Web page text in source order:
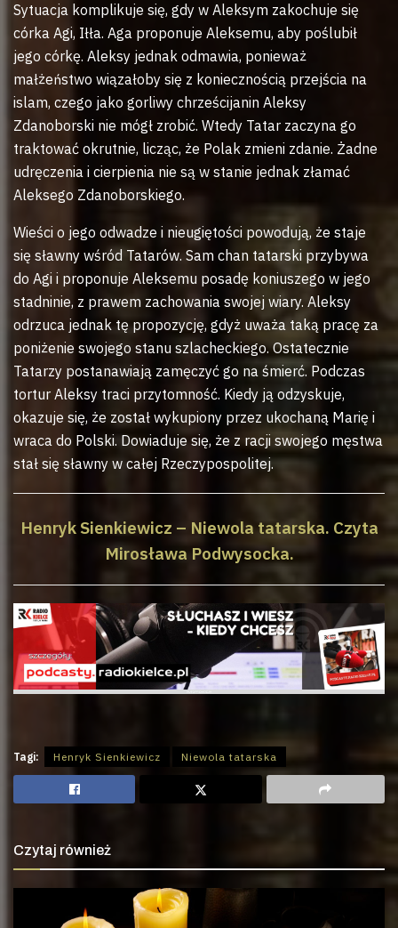
Sytuacja komplikuje się, gdy w Aleksym zakochuje się
córka Agi, Iłła. Aga proponuje Aleksemu, aby poślubił
jego córkę. Aleksy jednak odmawia, ponieważ
małżeństwo wiązałoby się z koniecznością przejścia na
islam, czego jako gorliwy chrześcijanin Aleksy
Zdanoborski nie mógł zrobić. Wtedy Tatar zaczyna go
traktować okrutnie, licząc, że Polak zmieni zdanie. Żadne
udręczenia i cierpienia nie są w stanie jednak złamać
Aleksego Zdanoborskiego.
Wieści o jego odwadze i nieugiętości powodują, że staje
się sławny wśród Tatarów. Sam chan tatarski przybywa
do Agi i proponuje Aleksemu posadę koniuszego w jego
stadninie, z prawem zachowania swojej wiary. Aleksy
odrzuca jednak tę propozycję, gdyż uważa taką pracę za
poniżenie swojego stanu szlacheckiego. Ostatecznie
Tatarzy postanawiają zamęczyć go na śmierć. Podczas
tortur Aleksy traci przytomność. Kiedy ją odzyskuje,
okazuje się, że został wykupiony przez ukochaną Marię i
wraca do Polski. Dowiaduje się, że z racji swojego męstwa
stał się sławny w całej Rzeczypospolitej.
Henryk Sienkiewicz – Niewola tatarska. Czyta
Mirosława Podwysocka.
Tagi: Henryk Sienkiewicz Niewola tatarska
Czytaj również